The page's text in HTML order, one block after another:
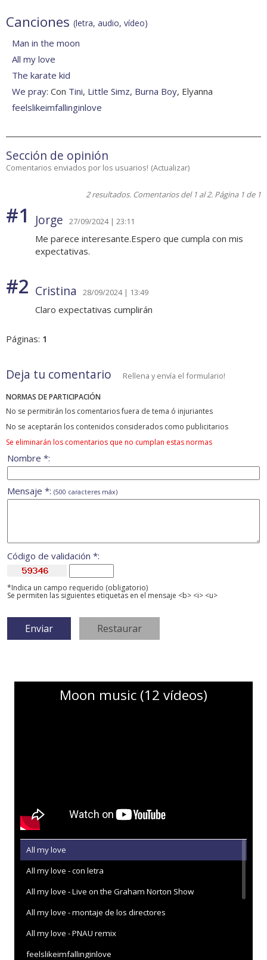
Canciones (letra, audio, vídeo)
Man in the moon
All my love
The karate kid
We pray: Con Tini, Little Simz, Burna Boy, Elyanna
feelslikeimfallinginlove
Sección de opinión
Comentarios enviados por los usuarios! (Actualizar)
2 resultados. Comentarios del 1 al 2. Página 1 de 1
#1 Jorge 27/09/2024 | 23:11
Me parece interesante.Espero que cumpla con mis
expectativas.
#2 Cristina 28/09/2024 | 13:49
Claro expectativas cumplirán
Páginas: 1
Deja tu comentario Rellena y envía el formulario!
NORMAS DE PARTICIPACIÓN
No se permitirán los comentarios fuera de tema ó injuriantes
No se aceptarán los contenidos considerados como publicitarios
Se eliminarán los comentarios que no cumplan estas normas
Nombre *:
Mensaje *: (500 caracteres máx)
Código de validación *:
*Indica un campo requerido (obligatorio)
Se permiten las siguientes etiquetas en el mensaje <b> <i> <u>
Moon music (12 vídeos)
All my love
All my love - con letra
All my love - Live on the Graham Norton Show
All my love - montaje de los directores
All my love - PNAU remix
feelslikeimfallinginlove